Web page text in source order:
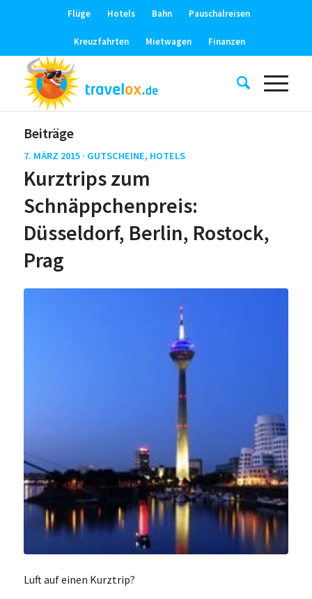
Flüge Hotels Bahn Pauschalreisen
Kreuzfahrten Mietwagen Finanzen
Beiträge
7. MÄRZ 2015 · GUTSCHEINE, HOTELS
Kurztrips zum
Schnäppchenpreis:
Düsseldorf, Berlin, Rostock,
Prag
Luft auf einen Kurztrip?